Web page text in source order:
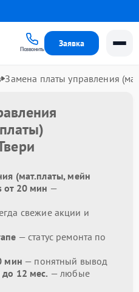
Позвонить
Заявка
Замена платы управления
(мат.платы, мейн
от 20 мин —
свежие акции и
— статус ремонта по
мин — понятный вывод
12 мес. — любые